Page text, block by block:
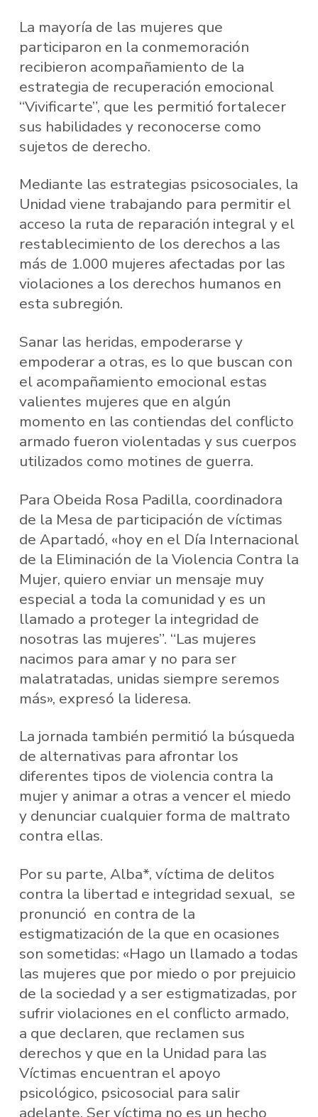
La mayoría de las mujeres que
participaron en la conmemoración
recibieron acompañamiento de la
estrategia de recuperación emocional
“Vivificarte”, que les permitió fortalecer
sus habilidades y reconocerse como
sujetos de derecho.
Mediante las estrategias psicosociales, la
Unidad viene trabajando para permitir el
acceso la ruta de reparación integral y el
restablecimiento de los derechos a las
más de 1.000 mujeres afectadas por las
violaciones a los derechos humanos en
esta subregión.
Sanar las heridas, empoderarse y
empoderar a otras, es lo que buscan con
el acompañamiento emocional estas
valientes mujeres que en algún
momento en las contiendas del conflicto
armado fueron violentadas y sus cuerpos
utilizados como motines de guerra.
Para Obeida Rosa Padilla, coordinadora
de la Mesa de participación de víctimas
de Apartadó, «hoy en el Día Internacional
de la Eliminación de la Violencia Contra la
Mujer, quiero enviar un mensaje muy
especial a toda la comunidad y es un
llamado a proteger la integridad de
nosotras las mujeres”. “Las mujeres
nacimos para amar y no para ser
malatratadas, unidas siempre seremos
más», expresó la lideresa.
La jornada también permitió la búsqueda
de alternativas para afrontar los
diferentes tipos de violencia contra la
mujer y animar a otras a vencer el miedo
y denunciar cualquier forma de maltrato
contra ellas.
Por su parte, Alba*, víctima de delitos
contra la libertad e integridad sexual, se
pronunció en contra de la
estigmatización de la que en ocasiones
son sometidas: «Hago un llamado a todas
las mujeres que por miedo o por prejuicio
de la sociedad y a ser estigmatizadas, por
sufrir violaciones en el conflicto armado,
a que declaren, que reclamen sus
derechos y que en la Unidad para las
Víctimas encuentran el apoyo
psicológico, psicosocial para salir
adelante. Ser víctima no es un hecho